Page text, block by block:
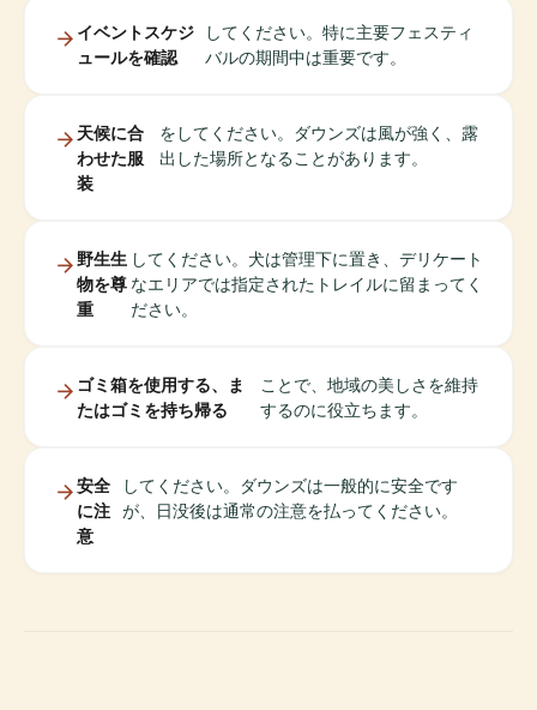
イベントスケジ
ュールを確認
してください。特に主要フェスティ
バルの期間中は重要です。
天候に合
わせた服
装
をしてください。ダウンズは風が強く、露
出した場所となることがあります。
野生生
物を尊
重
してください。犬は管理下に置き、デリケート
なエリアでは指定されたトレイルに留まってく
ださい。
ゴミ箱を使用する、ま
たはゴミを持ち帰る
ことで、地域の美しさを維持
するのに役立ちます。
安全
に注
意
してください。ダウンズは一般的に安全です
が、日没後は通常の注意を払ってください。